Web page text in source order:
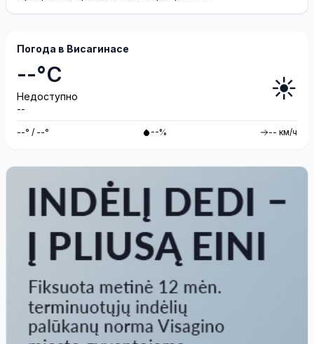
Погода в Висагинасе
--°C
Недоступно
--
☀️
--° / --° --% -- км/ч